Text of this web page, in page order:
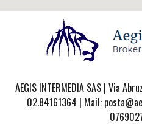
AEGIS INTERMEDIA SAS | Via
02.84161364 | Mail: